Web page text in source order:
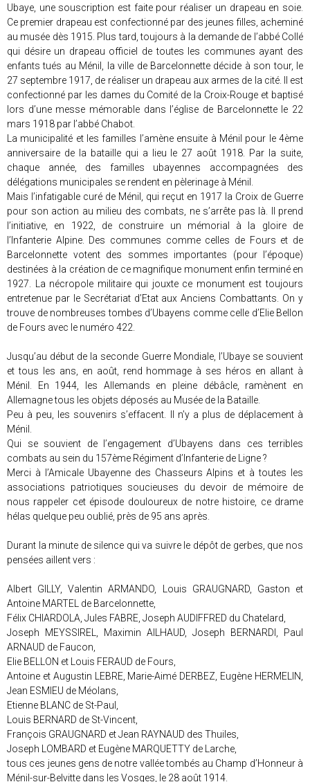
Ubaye, une souscription est faite pour réaliser un drapeau en soie.
Ce premier drapeau est confectionné par des jeunes filles, acheminé
au musée dès 1915. Plus tard, toujours à la demande de l’abbé Collé
qui désire un drapeau officiel de toutes les communes ayant des
enfants tués au Ménil, la ville de Barcelonnette décide à son tour, le
27 septembre 1917, de réaliser un drapeau aux armes de la cité. Il est
confectionné par les dames du Comité de la Croix-Rouge et baptisé
lors d’une messe mémorable dans l’église de Barcelonnette le 22
mars 1918 par l’abbé Chabot.
La municipalité et les familles l’amène ensuite à Ménil pour le 4ème
anniversaire de la bataille qui a lieu le 27 août 1918. Par la suite,
chaque année, des familles ubayennes accompagnées des
délégations municipales se rendent en pèlerinage à Ménil.
Mais l’infatigable curé de Ménil, qui reçut en 1917 la Croix de Guerre
pour son action au milieu des combats, ne s’arrête pas là. Il prend
l’initiative, en 1922, de construire un mémorial à la gloire de
l’Infanterie Alpine. Des communes comme celles de Fours et de
Barcelonnette votent des sommes importantes (pour l’époque)
destinées à la création de ce magnifique monument enfin terminé en
1927. La nécropole militaire qui jouxte ce monument est toujours
entretenue par le Secrétariat d’Etat aux Anciens Combattants. On y
trouve de nombreuses tombes d’Ubayens comme celle d’Elie Bellon
de Fours avec le numéro 422.
Jusqu’au début de la seconde Guerre Mondiale, l’Ubaye se souvient
et tous les ans, en août, rend hommage à ses héros en allant à
Ménil. En 1944, les Allemands en pleine débâcle, ramènent en
Allemagne tous les objets déposés au Musée de la Bataille.
Peu à peu, les souvenirs s’effacent. Il n’y a plus de déplacement à
Ménil.
Qui se souvient de l’engagement d’Ubayens dans ces terribles
combats au sein du 157ème Régiment d’Infanterie de Ligne ?
Merci à l’Amicale Ubayenne des Chasseurs Alpins et à toutes les
associations patriotiques soucieuses du devoir de mémoire de
nous rappeler cet épisode douloureux de notre histoire, ce drame
hélas quelque peu oublié, près de 95 ans après.
Durant la minute de silence qui va suivre le dépôt de gerbes, que nos
pensées aillent vers :
Albert GILLY, Valentin ARMANDO, Louis GRAUGNARD, Gaston et
Antoine MARTEL de Barcelonnette,
Félix CHIARDOLA, Jules FABRE, Joseph AUDIFFRED du Chatelard,
Joseph MEYSSIREL, Maximin AILHAUD, Joseph BERNARDI, Paul
ARNAUD de Faucon,
Elie BELLON et Louis FERAUD de Fours,
Antoine et Augustin LEBRE, Marie-Aimé DERBEZ, Eugène HERMELIN,
Jean ESMIEU de Méolans,
Etienne BLANC de St-Paul,
Louis BERNARD de St-Vincent,
François GRAUGNARD et Jean RAYNAUD des Thuiles,
Joseph LOMBARD et Eugène MARQUETTY de Larche,
tous ces jeunes gens de notre vallée tombés au Champ d’Honneur à
Ménil-sur-Belvitte dans les Vosges, le 28 août 1914.